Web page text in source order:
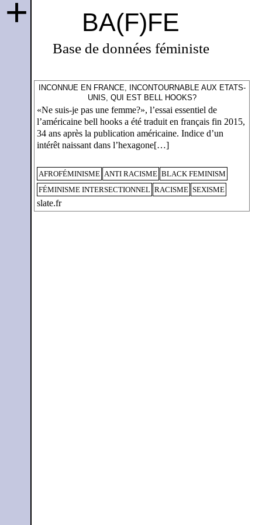
BA(F)FE
Base de données féministe
+
INCONNUE EN FRANCE, INCONTOURNABLE AUX ETATS-
UNIS, QUI EST BELL HOOKS?
«Ne suis-je pas une femme?», l’essai essentiel de
l’américaine bell hooks a été traduit en français fin 2015,
34 ans après la publication américaine. Indice d’un
intérêt naissant dans l’hexagone[…]
AFROFÉMINISME ANTI RACISME BLACK FEMINISM
FÉMINISME INTERSECTIONNEL RACISME SEXISME
slate.fr